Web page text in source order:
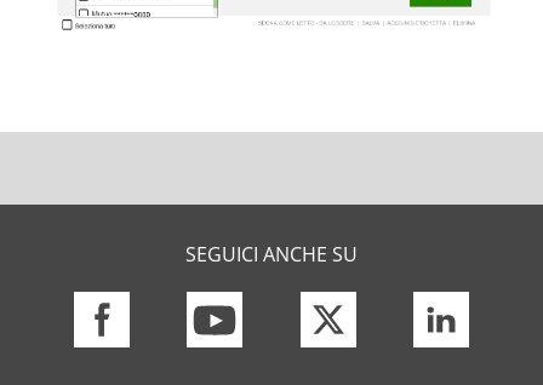
SEGUICI ANCHE SU